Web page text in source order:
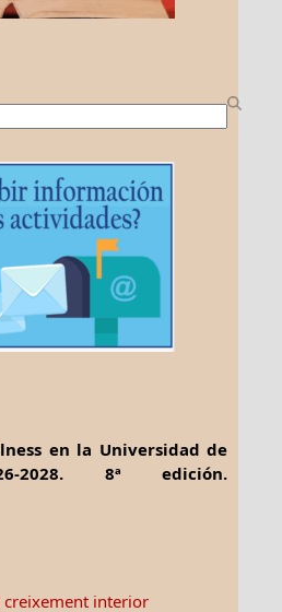
en la Universidad de
2028. 8ª edición.
creixement interior